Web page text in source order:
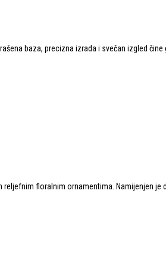
baza, precizna izrada i svečan izgled
floralnim ornamentima. Namijenjen